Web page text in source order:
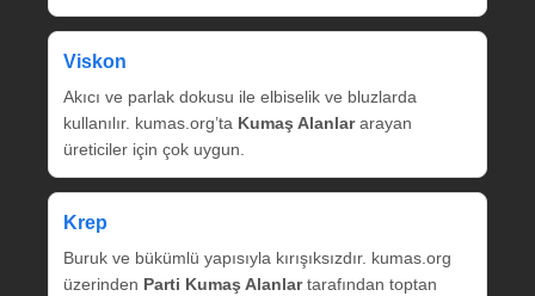
Viskon
Akıcı ve parlak dokusu ile elbiselik ve bluzlarda
kullanılır. kumas.org’ta Kumaş Alanlararayan
üreticiler için çok uygun.
Krep
Buruk ve bükümlü yapısıyla kırışıksızdır. kumas.org
üzerinden Parti Kumaş Alanlartarafından toptan